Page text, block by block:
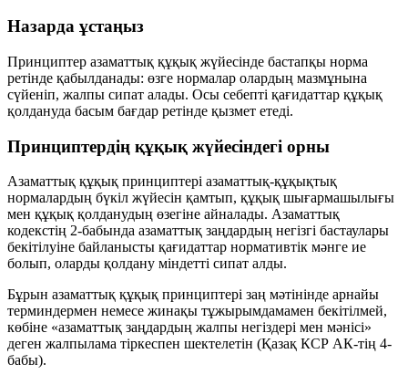
Назарда ұстаңыз
Принциптер азаматтық құқық жүйесінде бастапқы норма
ретінде қабылданады: өзге нормалар олардың мазмұнына
сүйеніп, жалпы сипат алады. Осы себепті қағидаттар құқық
қолдануда басым бағдар ретінде қызмет етеді.
Принциптердің құқық жүйесіндегі орны
Азаматтық құқық принциптері азаматтық-құқықтық
нормалардың бүкіл жүйесін қамтып, құқық шығармашылығы
мен құқық қолданудың өзегіне айналады. Азаматтық
кодекстің 2-бабында азаматтық заңдардың негізгі бастаулары
бекітілуіне байланысты қағидаттар нормативтік мәнге ие
болып, оларды қолдану міндетті сипат алды.
Бұрын азаматтық құқық принциптері заң мәтінінде арнайы
терминдермен немесе жинақы тұжырымдамамен бекітілмей,
көбіне «азаматтық заңдардың жалпы негіздері мен мәнісі»
деген жалпылама тіркеспен шектелетін (Қазақ КСР АК-тің 4-
бабы).